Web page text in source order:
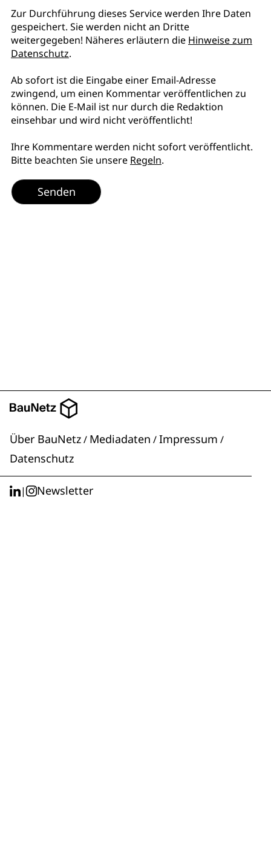
Zur Durchführung dieses Service werden Ihre Daten
gespeichert. Sie werden nicht an Dritte
weitergegeben! Näheres erläutern die Hinweise zum
Datenschutz.
Ab sofort ist die Eingabe einer Email-Adresse
zwingend, um einen Kommentar veröffentlichen zu
können. Die E-Mail ist nur durch die Redaktion
einsehbar und wird nicht veröffentlicht!
Ihre Kommentare werden nicht sofort veröffentlicht.
Bitte beachten Sie unsere Regeln.
Senden
Über BauNetz/ Mediadaten /Impressum /
Datenschutz
| Newsletter